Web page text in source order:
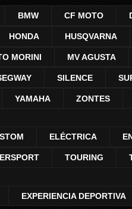
BMW CF MOTO
HONDA HUSQVARNA
MORINI MV AGUSTA
SILENCE
YAMAHA ZONTES
ELÉCTRICA
TOURING
EXPERIENCIA DEPORTIVA